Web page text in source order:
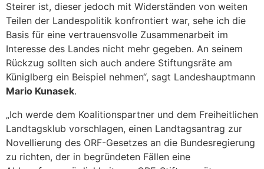
Steirer ist, dieser jedoch mit Widerständen von weiten
Teilen der Landespolitik konfrontiert war, sehe ich die
Basis für eine vertrauensvolle Zusammenarbeit im
Interesse des Landes nicht mehr gegeben. An seinem
Rückzug sollten sich auch andere Stiftungsräte am
Küniglberg ein Beispiel nehmen“, sagt Landeshauptmann
Mario Kunasek.
„Ich werde dem Koalitionspartner und dem Freiheitlichen
Landtagsklub vorschlagen, einen Landtagsantrag zur
Novellierung des ORF-Gesetzes an die Bundesregierung
zu richten, der in begründeten Fällen eine